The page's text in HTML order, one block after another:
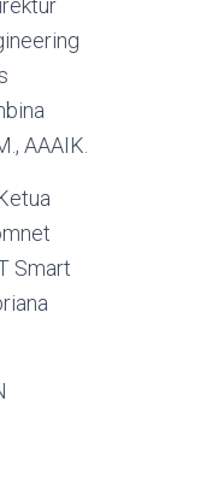
AAAIK.
Smart